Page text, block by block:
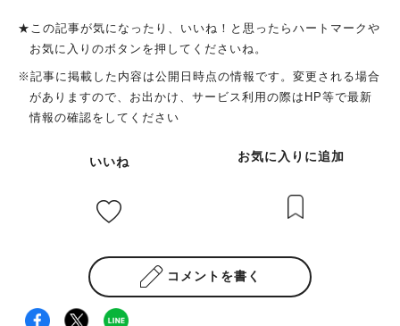
★この記事が気になったり、いいね！と思ったらハートマークや
お気に入りのボタンを押してくださいね。
※記事に掲載した内容は公開日時点の情報です。変更される場合
がありますので、お出かけ、サービス利用の際はHP等で最新
情報の確認をしてください
いいね お気に入りに追加
コメントを書く